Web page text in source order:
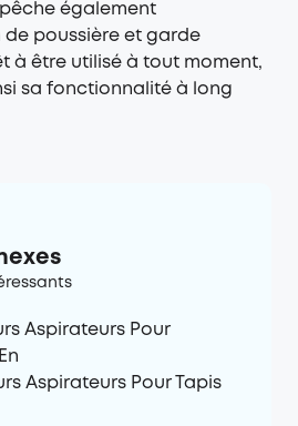
également
de poussière et garde
à être utilisé à tout moment,
sa fonctionnalité à long
Aspirateurs Pour
Aspirateurs Pour Tapis